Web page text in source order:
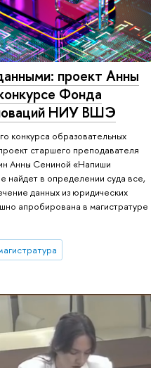
проект Анны
Фонда
НИУ ВШЭ
конкурса образовательных
старшего преподавателя
Анны Сениной «Напиши
найдет в определении суда все,
данных из юридических
апробирована в магистратуре